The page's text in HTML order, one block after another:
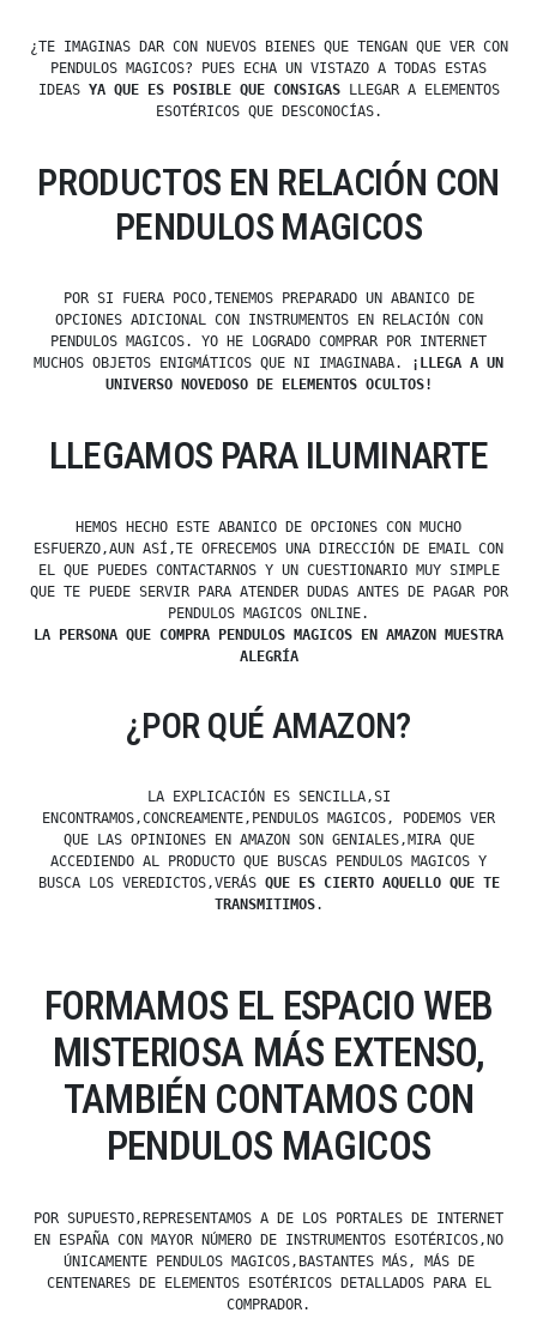
¿TE IMAGINAS DAR CON NUEVOS BIENES QUE TENGAN QUE VER CON
PENDULOS MAGICOS? PUES ECHA UN VISTAZO A TODAS ESTAS
IDEAS YA QUE ES POSIBLE QUE CONSIGASLLEGAR A ELEMENTOS
ESOTÉRICOS QUE DESCONOCÍAS.
PRODUCTOS EN RELACIÓN CON
PENDULOS MAGICOS
POR SI FUERA POCO,TENEMOS PREPARADO UN ABANICO DE
OPCIONES ADICIONAL CON INSTRUMENTOS EN RELACIÓN CON
PENDULOS MAGICOS. YO HE LOGRADO COMPRAR POR INTERNET
MUCHOS OBJETOS ENIGMÁTICOS QUE NI IMAGINABA.
¡LLEGA A UN
UNIVERSO NOVEDOSO DE ELEMENTOS OCULTOS!
LLEGAMOS PARA ILUMINARTE
HEMOS HECHO ESTE ABANICO DE OPCIONES CON MUCHO
ESFUERZO,AUN ASÍ,TE OFRECEMOS UNA DIRECCIÓN DE EMAIL CON
EL QUE PUEDES CONTACTARNOS Y UN CUESTIONARIO MUY SIMPLE
QUE TE PUEDE SERVIR PARA ATENDER DUDAS ANTES DE PAGAR POR
PENDULOS MAGICOS ONLINE.
LA PERSONA QUE COMPRA PENDULOS MAGICOS EN AMAZON MUESTRA
ALEGRÍA
¿POR QUÉ AMAZON?
LA EXPLICACIÓN ES SENCILLA,SI
ENCONTRAMOS,CONCREAMENTE,PENDULOS MAGICOS, PODEMOS VER
QUE LAS OPINIONES EN AMAZON SON GENIALES,MIRA QUE
ACCEDIENDO AL PRODUCTO QUE BUSCAS PENDULOS MAGICOS Y
BUSCA LOS VEREDICTOS,VERÁS QUE ES CIERTO AQUELLO QUE TE
TRANSMITIMOS.
FORMAMOS EL ESPACIO WEB
MISTERIOSA MÁS EXTENSO,
TAMBIÉN CONTAMOS CON
PENDULOS MAGICOS
POR SUPUESTO,REPRESENTAMOS A DE LOS PORTALES DE INTERNET
EN ESPAÑA CON MAYOR NÚMERO DE INSTRUMENTOS ESOTÉRICOS,NO
ÚNICAMENTE PENDULOS MAGICOS,BASTANTES MÁS, MÁS DE
CENTENARES DE ELEMENTOS ESOTÉRICOS DETALLADOS PARA EL
COMPRADOR.